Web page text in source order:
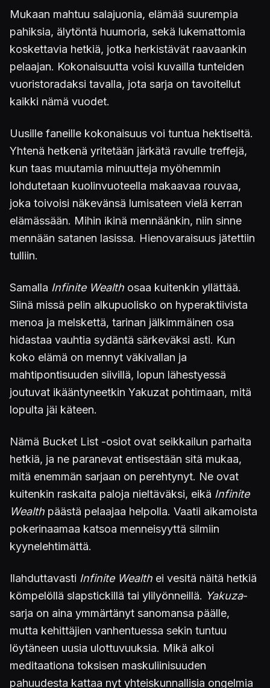
Mukaan mahtuu salajuonia, elämää suurempia
pahiksia, älytöntä huumoria, sekä lukemattomia
koskettavia hetkiä, jotka herkistävät raavaankin
pelaajan. Kokonaisuutta voisi kuvailla tunteiden
vuoristoradaksi tavalla, jota sarja on tavoitellut
kaikki nämä vuodet.
Uusille faneille kokonaisuus voi tuntua hektiseltä.
Yhtenä hetkenä yritetään järkätä ravulle treffejä,
kun taas muutamia minuutteja myöhemmin
lohdutetaan kuolinvuoteella makaavaa rouvaa,
joka toivoisi näkevänsä lumisateen vielä kerran
elämässään. Mihin ikinä mennäänkin, niin sinne
mennään satanen lasissa. Hienovaraisuus jätettiin
tulliin.
Samalla Infinite Wealth osaa kuitenkin yllättää.
Siinä missä pelin alkupuolisko on hyperaktiivista
menoa ja melskettä, tarinan jälkimmäinen osa
hidastaa vauhtia sydäntä särkeväksi asti. Kun
koko elämä on mennyt väkivallan ja
mahtipontisuuden siivillä, lopun lähestyessä
joutuvat ikääntyneetkin Yakuzat pohtimaan, mitä
lopulta jäi käteen.
Nämä Bucket List -osiot ovat seikkailun parhaita
hetkiä, ja ne paranevat entisestään sitä mukaa,
mitä enemmän sarjaan on perehtynyt. Ne ovat
kuitenkin raskaita paloja nieltäväksi, eikä Infinite
Wealth päästä pelaajaa helpolla. Vaatii aikamoista
pokerinaamaa katsoa menneisyyttä silmiin
kyynelehtimättä.
Ilahduttavasti Infinite Wealth ei vesitä näitä hetkiä
kömpelöllä slapstickillä tai ylilyönneillä. Yakuza-
sarja on aina ymmärtänyt sanomansa päälle,
mutta kehittäjien vanhentuessa sekin tuntuu
löytäneen uusia ulottuvuuksia. Mikä alkoi
meditaationa toksisen maskuliinisuuden
pahuudesta kattaa nyt yhteiskunnallisia ongelmia